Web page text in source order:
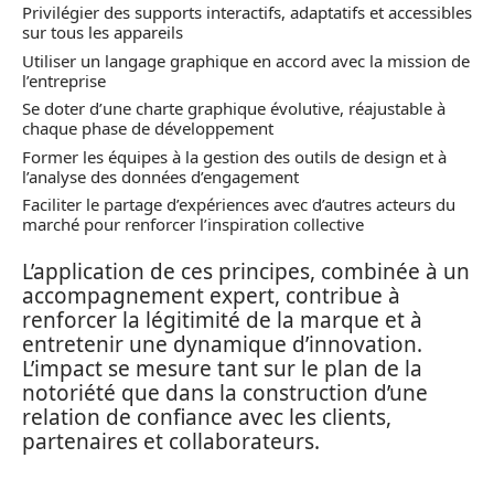
Privilégier des supports interactifs, adaptatifs et accessibles
sur tous les appareils
Utiliser un langage graphique en accord avec la mission de
l’entreprise
Se doter d’une charte graphique évolutive, réajustable à
chaque phase de développement
Former les équipes à la gestion des outils de design et à
l’analyse des données d’engagement
Faciliter le partage d’expériences avec d’autres acteurs du
marché pour renforcer l’inspiration collective
L’application de ces principes, combinée à un
accompagnement expert, contribue à
renforcer la légitimité de la marque et à
entretenir une dynamique d’innovation.
L’impact se mesure tant sur le plan de la
notoriété que dans la construction d’une
relation de confiance avec les clients,
partenaires et collaborateurs.